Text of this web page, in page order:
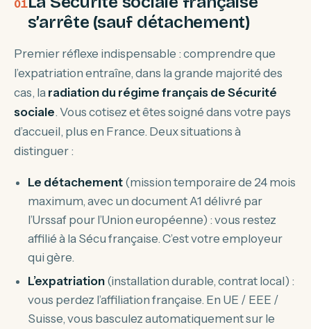
s’arrête (sauf détachement)
Premier réflexe indispensable : comprendre que
l’expatriation entraîne, dans la grande majorité des
cas, la radiation du régime français de Sécurité
sociale. Vous cotisez et êtes soigné dans votre pays
d’accueil, plus en France. Deux situations à
distinguer :
Le détachement (mission temporaire de 24 mois
maximum, avec un document A1 délivré par
l’Urssaf pour l’Union européenne) : vous restez
affilié à la Sécu française. C’est votre employeur
qui gère.
L’expatriation (installation durable, contrat local) :
vous perdez l’affiliation française. En UE / EEE /
Suisse, vous basculez automatiquement sur le